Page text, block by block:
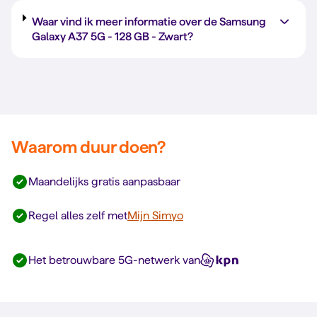
Waar vind ik meer informatie over de Samsung
Galaxy A37 5G - 128 GB- Zwart?
Waarom duur doen?
Maandelijks gratis aanpasbaar
Regel alles zelf metMijn Simyo
Het betrouwbare 5G-netwerk van